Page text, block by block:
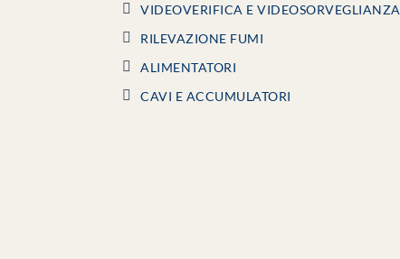
VIDEOVERIFICA E VIDEOSORVEGLIANZA
RILEVAZIONE FUMI
ALIMENTATORI
CAVI E ACCUMULATORI